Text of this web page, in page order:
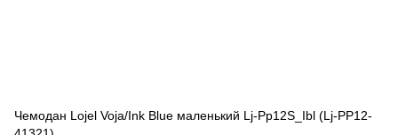
Чемодан Lojel Voja/Ink Blue маленький Lj-Pp12S_Ibl (Lj-PP12-